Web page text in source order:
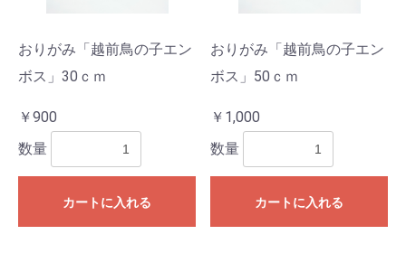
おりがみ「越前鳥の子エン
ボス」30ｃｍ
￥900
数量
カートに入れる
おりがみ「越前鳥の子エン
ボス」50ｃｍ
￥1,000
数量
カートに入れる